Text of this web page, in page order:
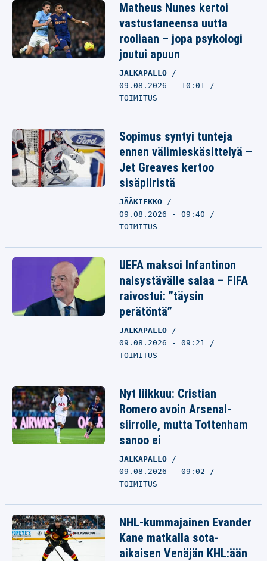
Matheus Nunes kertoi
vastustaneensa uutta
rooliaan – jopa psykologi
joutui apuun
JALKAPALLO
09.08.2026 - 10:01
TOIMITUS
Sopimus syntyi tunteja
ennen välimieskäsittelyä –
Jet Greaves kertoo
sisäpiiristä
JÄÄKIEKKO
09.08.2026 - 09:40
TOIMITUS
UEFA maksoi Infantinon
naisystävälle salaa – FIFA
raivostui: ”täysin
perätöntä”
JALKAPALLO
09.08.2026 - 09:21
TOIMITUS
Nyt liikkuu: Cristian
Romero avoin Arsenal-
siirrolle, mutta Tottenham
sanoo ei
JALKAPALLO
09.08.2026 - 09:02
TOIMITUS
NHL-kummajainen Evander
Kane matkalla sota-
aikaisen Venäjän KHL:ään